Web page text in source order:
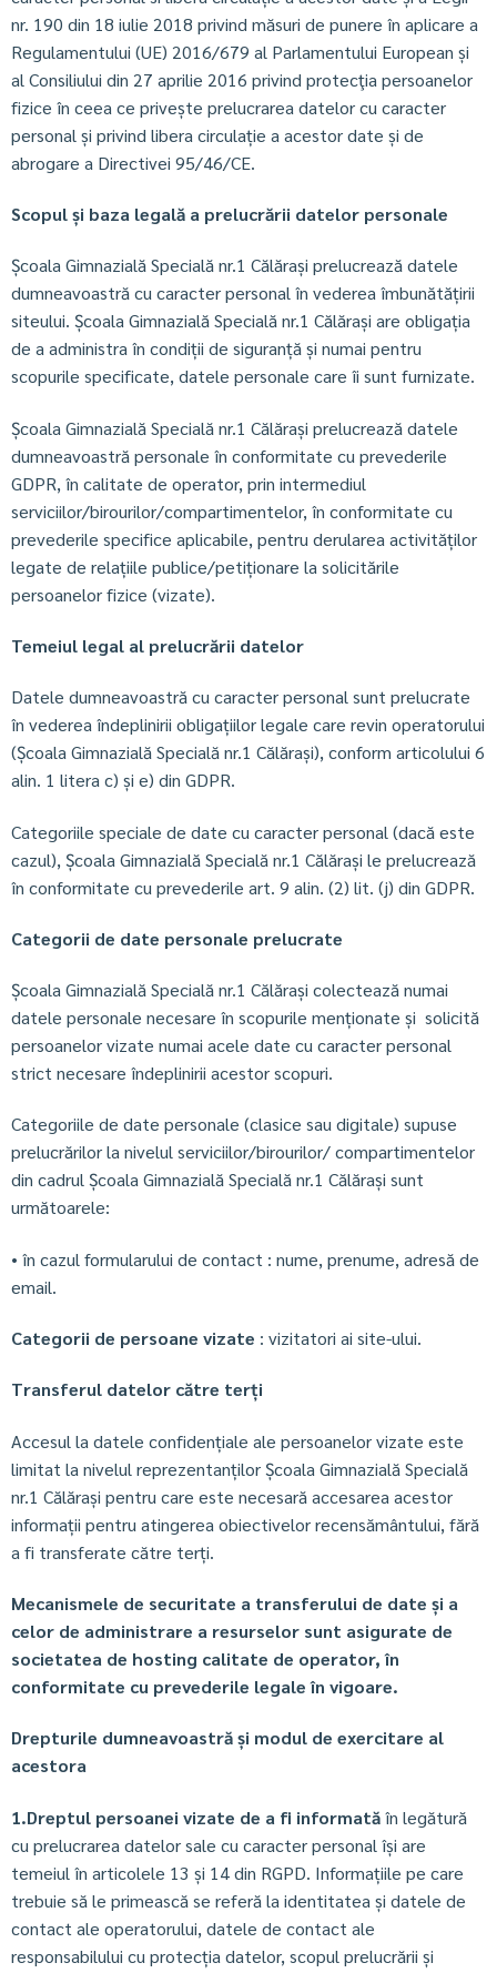
nr. 190 din 18 iulie 2018 privind măsuri de punere în aplicare a
Regulamentului (UE) 2016/679 al Parlamentului European și
al Consiliului din 27 aprilie 2016 privind protecţia persoanelor
fizice în ceea ce privește prelucrarea datelor cu caracter
personal și privind libera circulație a acestor date și de
abrogare a Directivei 95/46/CE.
Scopul și baza legală a prelucrării datelor personale
Școala Gimnazială Specială nr.1 Călărași prelucrează datele
dumneavoastră cu caracter personal în vederea îmbunătățirii
siteului. Școala Gimnazială Specială nr.1 Călărași are obligația
de a administra în condiții de siguranță și numai pentru
scopurile specificate, datele personale care îi sunt furnizate.
Școala Gimnazială Specială nr.1 Călărași prelucrează datele
dumneavoastră personale în conformitate cu prevederile
GDPR, în calitate de operator, prin intermediul
serviciilor/birourilor/compartimentelor, în conformitate cu
prevederile specifice aplicabile, pentru derularea activităților
legate de relațiile publice/petiționare la solicitările
persoanelor fizice (vizate).
Temeiul legal al prelucrării datelor
Datele dumneavoastră cu caracter personal sunt prelucrate
în vederea îndeplinirii obligațiilor legale care revin operatorului
(Școala Gimnazială Specială nr.1 Călărași), conform articolului 6
alin. 1 litera c) și e) din GDPR.
Categoriile speciale de date cu caracter personal (dacă este
cazul), Școala Gimnazială Specială nr.1 Călărași le prelucrează
în conformitate cu prevederile art. 9 alin. (2) lit. (j) din GDPR.
Categorii de date personale prelucrate
Școala Gimnazială Specială nr.1 Călărași colectează numai
datele personale necesare în scopurile menționate și solicită
persoanelor vizate numai acele date cu caracter personal
strict necesare îndeplinirii acestor scopuri.
Categoriile de date personale (clasice sau digitale) supuse
prelucrărilor la nivelul serviciilor/birourilor/ compartimentelor
din cadrul Școala Gimnazială Specială nr.1 Călărași sunt
următoarele:
• în cazul formularului de contact : nume, prenume, adresă de
email.
Categorii de persoane vizate : vizitatori ai site-ului.
Transferul datelor către terți
Accesul la datele confidențiale ale persoanelor vizate este
limitat la nivelul reprezentanților Școala Gimnazială Specială
nr.1 Călărași pentru care este necesară accesarea acestor
informații pentru atingerea obiectivelor recensământului, fără
a fi transferate către terți.
Mecanismele de securitate a transferului de date și a
celor de administrare a resurselor sunt asigurate de
societatea de hosting calitate de operator, în
conformitate cu prevederile legale în vigoare.
Drepturile dumneavoastră și modul de exercitare al
acestora
1.Dreptul persoanei vizate de a fi informatăîn legătură
cu prelucrarea datelor sale cu caracter personal își are
temeiul în articolele 13 și 14 din RGPD. Informațiile pe care
trebuie să le primească se referă la identitatea și datele de
contact ale operatorului, datele de contact ale
responsabilului cu protecția datelor, scopul prelucrării și